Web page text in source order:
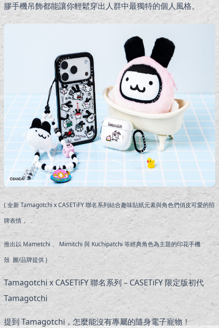
膠手機吊飾都能讓你輕鬆穿出人群中最獨特的個人風格。
( 全新 Tamagotchi x CASETiFY 聯名系列結合趣味貼紙元素與角色們俏皮可愛的招
牌表情，
推出以 Mametchi 、 Mimitchi 與 Kuchipatchi 等經典角色為主題的印花手機
殼 圖/品牌提供 )
Tamagotchi x CASETiFY 聯名系列 – CASETiFY 限定版初代
Tamagotchi
提到 Tamagotchi，怎麼能沒有專屬的隨身電子寵物！